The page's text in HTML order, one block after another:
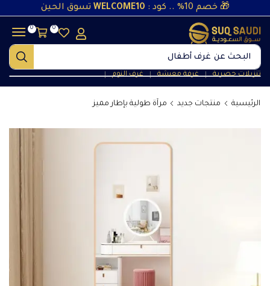
🎁 خصم 10% .. كود : WELCOME10 تسوق الحين
البحث عن غرف نوم
تنزيلات حصرية ❘ غرفة معيشة ❘ غرف النوم ❘
0
0
الرئيسية منتجات جديد مرآة طولية بإطار مميز